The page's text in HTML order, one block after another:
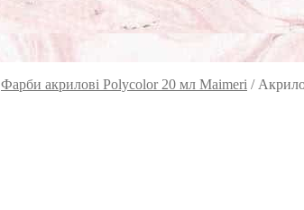
Фарби акрилові Polycolor 20 мл Maimeri /